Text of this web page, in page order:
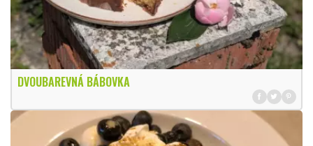
DVOUBAREVNÁ BÁBOVKA